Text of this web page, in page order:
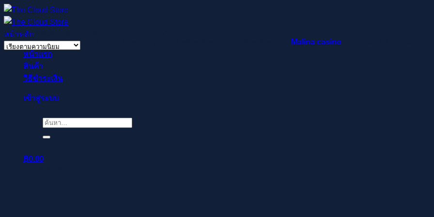
ข้าม
ไป
ยัง
เนื้อหาRegisztrálj pillanatok alatt, élvezd a gyors befizetéseket és kifizetéseket – Malina casino
หน้าแรก
สินค้า
วิธีชำระเงิน
เข้าสู่ระบบ
ค้นหา:
฿0.00
หน้าหลัก